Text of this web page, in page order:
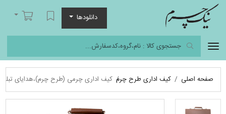
دانلودها
لیست مورد علاقه
سبد خرید
صفحه اصلی کیف اداری طرح چرم کیف اداری چرمی (طرح چرم)،هدایای